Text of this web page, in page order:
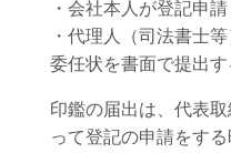
・会社本人が登記申
・代理人（司法書士
委任状を書面で提出す
印鑑の届出は、代表
って登記の申請をす